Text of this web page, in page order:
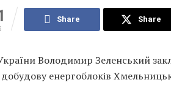
Share Share
Володимир Зеленський
енергоблоків